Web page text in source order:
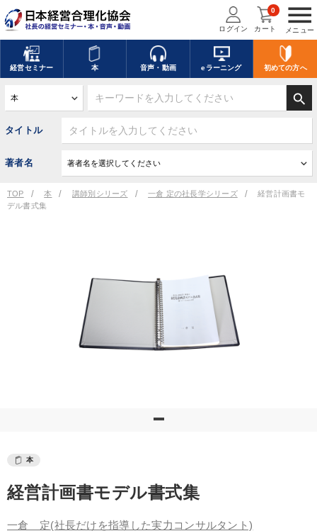
menu
メニュー
ログイン カート
0
経営セミナー 本 音声・動画 eラーニング 初めての方へ
search
タイトル
著者名
TOP 本 講師別シリーズ 一倉 定の社長学シリーズ
経営計画書モ
デル書式集
本
経営計画書モデル書式集
一倉 定(社長だけを指導した実力コンサルタント)